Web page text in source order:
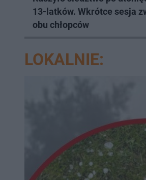
13-latków. Wkrótce sesja
obu chłopców
LOKALNIE: